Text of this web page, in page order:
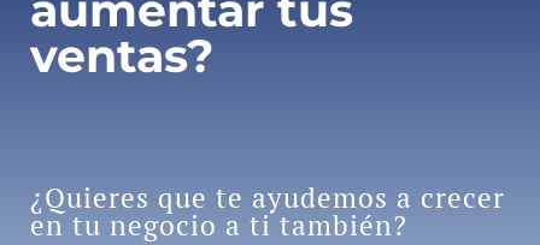
ventas?
¿Quieres que te ayudemos a crecer
en tu negocio a ti también?